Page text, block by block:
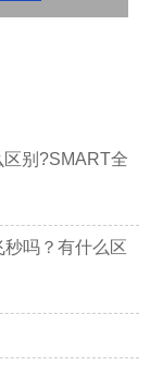
别?SMART全
吗？有什么区